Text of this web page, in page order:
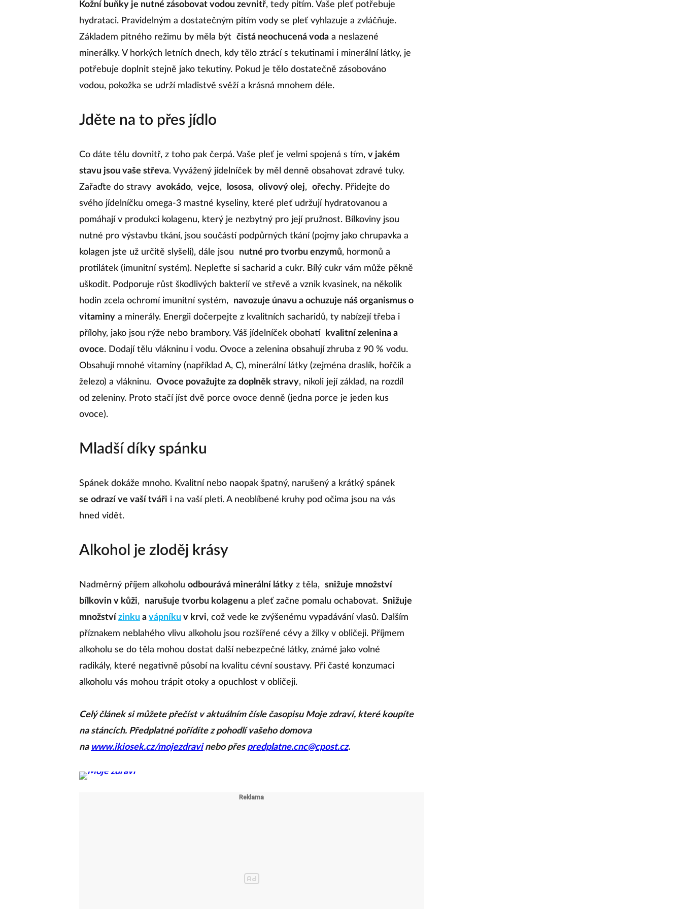
Kožní buňky je nutné zásobovat vodou zevnitř, tedy pitím. Vaše pleť potřebuje
hydrataci. Pravidelným a dostatečným pitím vody se pleť vyhlazuje a zvláčňuje.
Základem pitného režimu by měla být čistá neochucená vodaa neslazené
minerálky. V horkých letních dnech, kdy tělo ztrácí s tekutinami i minerální látky, je
potřebuje doplnit stejně jako tekutiny. Pokud je tělo dostatečně zásobováno
vodou, pokožka se udrží mladistvě svěží a krásná mnohem déle.
Jděte na to přes jídlo
Co dáte tělu dovnitř, z toho pak čerpá. Vaše pleť je velmi spojená s tím, v jakém
stavu jsou vaše střeva. Vyvážený jídelníček by měl denně obsahovat zdravé tuky.
Zařaďte do stravy avokádo, vejce, lososa, olivový olej, ořechy. Přidejte do
svého jídelníčku omega-3 mastné kyseliny, které pleť udržují hydratovanou a
pomáhají v produkci kolagenu, který je nezbytný pro její pružnost. Bílkoviny jsou
nutné pro výstavbu tkání, jsou součástí podpůrných tkání (pojmy jako chrupavka a
kolagen jste už určitě slyšeli), dále jsou
nutné pro tvorbu enzymů, hormonů a
protilátek (imunitní systém). Nepleťte si sacharid a cukr. Bílý cukr vám může pěkně
uškodit. Podporuje růst škodlivých bakterií ve střevě a vznik kvasinek, na několik
hodin zcela ochromí imunitní systém,
navozuje únavu a ochuzuje náš organismus o
vitaminy a minerály. Energii dočerpejte z kvalitních sacharidů, ty nabízejí třeba i
přílohy, jako jsou rýže nebo brambory. Váš jídelníček obohatí
kvalitní zelenina a
ovoce. Dodají tělu vlákninu i vodu. Ovoce a zelenina obsahují zhruba z 90 % vodu.
Obsahují mnohé vitaminy (například A, C), minerální látky (zejména draslík, hořčík a
železo) a vlákninu. Ovoce považujte za doplněk stravy, nikoli její základ, na rozdíl
od zeleniny. Proto stačí jíst dvě porce ovoce denně (jedna porce je jeden kus
ovoce).
Mladší díky spánku
Spánek dokáže mnoho. Kvalitní nebo naopak špatný, narušený a krátký spánek
se odrazí ve vaší tváři i na vaší pleti. A neoblíbené kruhy pod očima jsou na vás
hned vidět.
Alkohol je zloděj krásy
Nadměrný příjem alkoholu odbourává minerální látky z těla, snižuje množství
bílkovin v kůži, narušuje tvorbu kolagenu a pleť začne pomalu ochabovat. Snižuje
množství zinku a vápníku v krvi, což vede ke zvýšenému vypadávání vlasů. Dalším
příznakem neblahého vlivu alkoholu jsou rozšířené cévy a žilky v obličeji. Příjmem
alkoholu se do těla mohou dostat další nebezpečné látky, známé jako volné
radikály, které negativně působí na kvalitu cévní soustavy. Při časté konzumaci
alkoholu vás mohou trápit otoky a opuchlost v obličeji.
Celý článek si můžete přečíst v aktuálním čísle časopisu Moje zdraví, které koupíte
na stáncích. Předplatné pořídíte z pohodlí vašeho domova
na www.ikiosek.cz/mojezdravinebo přes predplatne.cnc@cpost.cz.